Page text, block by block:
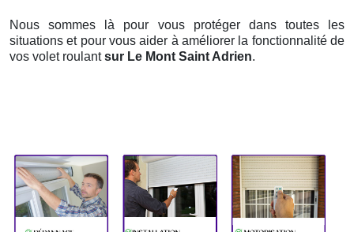
Nous sommes là pour vous protéger dans toutes les
situations et pour vous aider à améliorer la fonctionnalité de
vos volet roulantsur Le Mont Saint Adrien.